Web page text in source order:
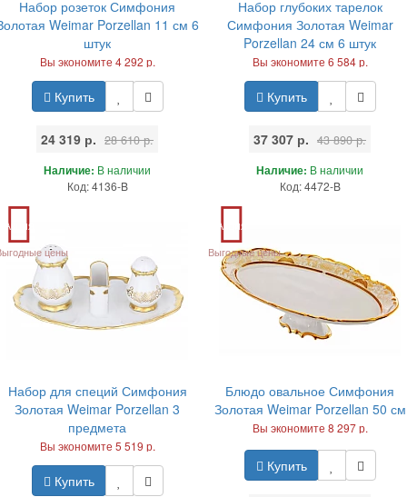
Набор розеток Симфония
Weimar Porzellan 11 см 6
штук
Вы экономите 4 292 р.
Купить
24 319 р. 28 610 р.
Наличие: В наличии
Код: 4136-B
Набор глубоких тарелок
Симфония Золотая Weimar
Porzellan 24 см 6 штук
Вы экономите 6 584 р.
Купить
37 307 р. 43 890 р.
Наличие: В наличии
Код: 4472-B
Акция
цены
Набор для специй Симфония
Золотая Weimar Porzellan 3
предмета
Вы экономите 5 519 р.
Купить
Акция
Выгодные цены
Блюдо овальное Симфония
Золотая Weimar Porzellan 50 см
Вы экономите 8 297 р.
Купить